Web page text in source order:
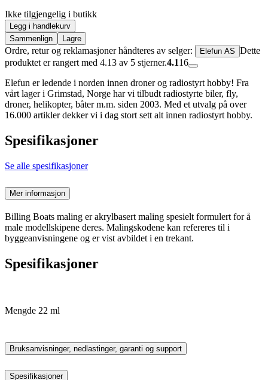
Ikke tilgjengelig i butikk
Legg i handlekurv
Sammenlign
Lagre
Ordre, retur og reklamasjoner håndteres av selger: Elefun AS Dette
produktet er rangert med 4.13 av 5 stjerner.4.116
Elefun er ledende i norden innen droner og radiostyrt hobby! Fra
vårt lager i Grimstad, Norge har vi tilbudt radiostyrte biler, fly,
droner, helikopter, båter m.m. siden 2003. Med et utvalg på over
16.000 artikler dekker vi i dag stort sett alt innen radiostyrt hobby.
Spesifikasjoner
Se alle spesifikasjoner
Mer informasjon
Billing Boats maling er akrylbasert maling spesielt formulert for å
male modellskipene deres. Malingskodene kan refereres til i
byggeanvisningene og er vist avbildet i en trekant.
Spesifikasjoner
Mengde 22 ml
Bruksanvisninger, nedlastinger, garanti og support
Spesifikasjoner